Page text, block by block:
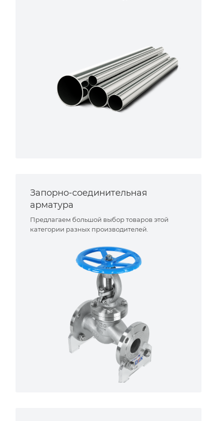
Запорно-соединительная
арматура
Предлагаем большой выбор товаров этой
категории разных производителей.